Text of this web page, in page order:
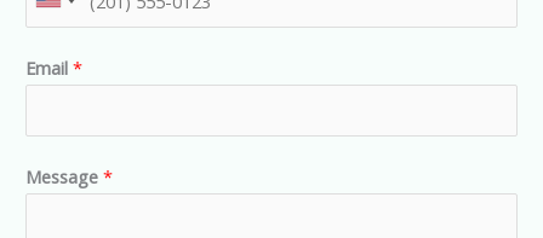
U
i
e
d
Email *
Message *